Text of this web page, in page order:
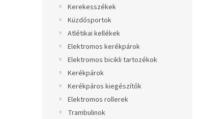
Kerekesszékek
Küzdősportok
Atlétikai kellékek
Elektromos kerékpárok
Elektromos bicikli tartozékok
Kerékpárok
Kerékpáros kiegészítők
Elektromos rollerek
Trambulinok